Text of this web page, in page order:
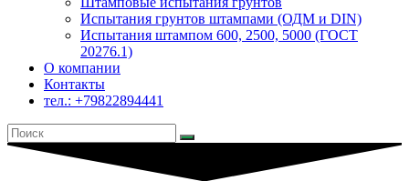
Испытания грунтов штампами (ОДМ и DIN)
Испытания штампом 600, 2500, 5000 (ГОСТ
20276.1)
О компании
Контакты
тел.: +79822894441